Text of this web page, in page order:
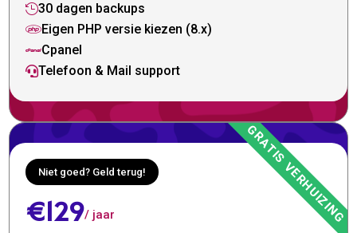
30 dagen backups
Eigen PHP versie kiezen (8.x)
Cpanel
Telefoon & Mail support
Niet goed? Geld terug!
€129/ jaar